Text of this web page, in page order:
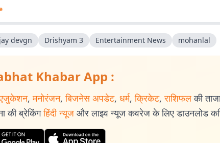
devgn Drishyam 3 Entertainment News mohanlal
Khabar App :
, मनोरंजन, बिजनेस अपडेट, धर्म, क्रिकेट, राशिफल की
की ब्रेकिंग हिंदी न्यूज और लाइव न्यूज कवरेज के लिए डाउनलोड